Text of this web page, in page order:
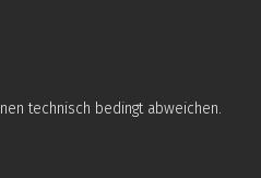
technisch bedingt abweichen.